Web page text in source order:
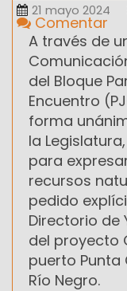
21 mayo 2024
Comentar
A través de
del Bloque
Encuentro
forma
la
para
recursos
pedido
Directorio de
del proyecto
puerto
Río Negro.